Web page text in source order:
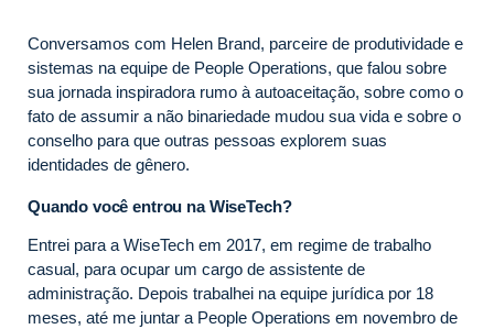
Conversamos com Helen Brand, parceire de produtividade e
sistemas na equipe de People Operations, que falou sobre
sua jornada inspiradora rumo à autoaceitação, sobre como o
fato de assumir a não binariedade mudou sua vida e sobre o
conselho para que outras pessoas explorem suas
identidades de gênero.
Quando você entrou na WiseTech?
Entrei para a WiseTech em 2017, em regime de trabalho
casual, para ocupar um cargo de assistente de
administração. Depois trabalhei na equipe jurídica por 18
meses, até me juntar a People Operations em novembro de